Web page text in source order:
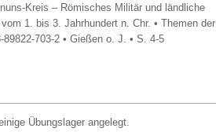
Kreis – Römisches Militär und ländliche
1. bis 3. Jahrhundert n. Chr. • Themen der
703-2 • Gießen o. J. • S. 4-5
Übungslager angelegt.